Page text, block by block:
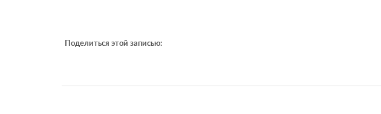
Поделиться этой записью: